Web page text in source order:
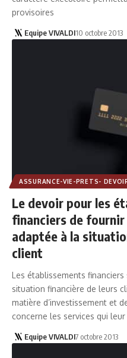
provisoires
Equipe VIVALDI10 octobre 2013
ASSURANCE-VIE-PRETS-
Le devoir pour les
financiers de
adaptée à la
client
Les établissements
situation financière de leurs
matière d’investissement et
concerne les services qui
Equipe VIVALDI7 octobre 2013